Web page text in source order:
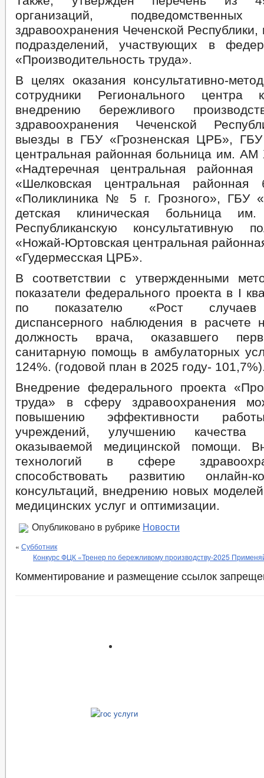
организаций, подведомственных
здравоохранения Чеченской Республики,
подразделений, участвующих в
«Производительность труда».
В целях оказания консультативно-
сотрудники Регионального центра
внедрению бережливого
здравоохранения Чеченской
выезды в ГБУ «Грозненская ЦРБ», ГБУ
центральная районная больница им. АМ
«Надтеречная центральная
«Шелковская центральная районная
«Поликлиника № 5 г. Грозного», ГБУ
детская клиническая больница
Республиканскую консультативную
«Ножай-Юртовская центральная
«Гудермесская ЦРБ».
В соответствии с утвержденными
показатели федерального проекта в I
по показателю «Рост случаев
диспансерного наблюдения в расчете
должность врача, оказавшего
санитарную помощь в амбулаторных
124%. (годовой план в 2025 году-
Внедрение федерального проекта
труда» в сферу здравоохранения
повышению эффективности
учреждений, улучшению качества
оказываемой медицинской помощи.
технологий в сфере
способствовать развитию онлайн-
консультаций, внедрению новых
медицинских услуг и оптимизации.
Опубликовано в рубрике Новости
« Субботник
Конкурс ФЦК «Тренер по бережливому производству-2025
Комментирование и размещение ссылок